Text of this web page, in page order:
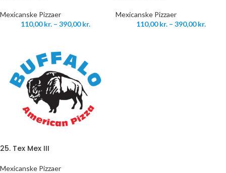
Mexicanske Pizzaer
110,00kr. – 390,00kr.
Mexicanske Pizzaer
110,00kr. – 390,00kr.
25. Tex Mex III
Mexicanske Pizzaer